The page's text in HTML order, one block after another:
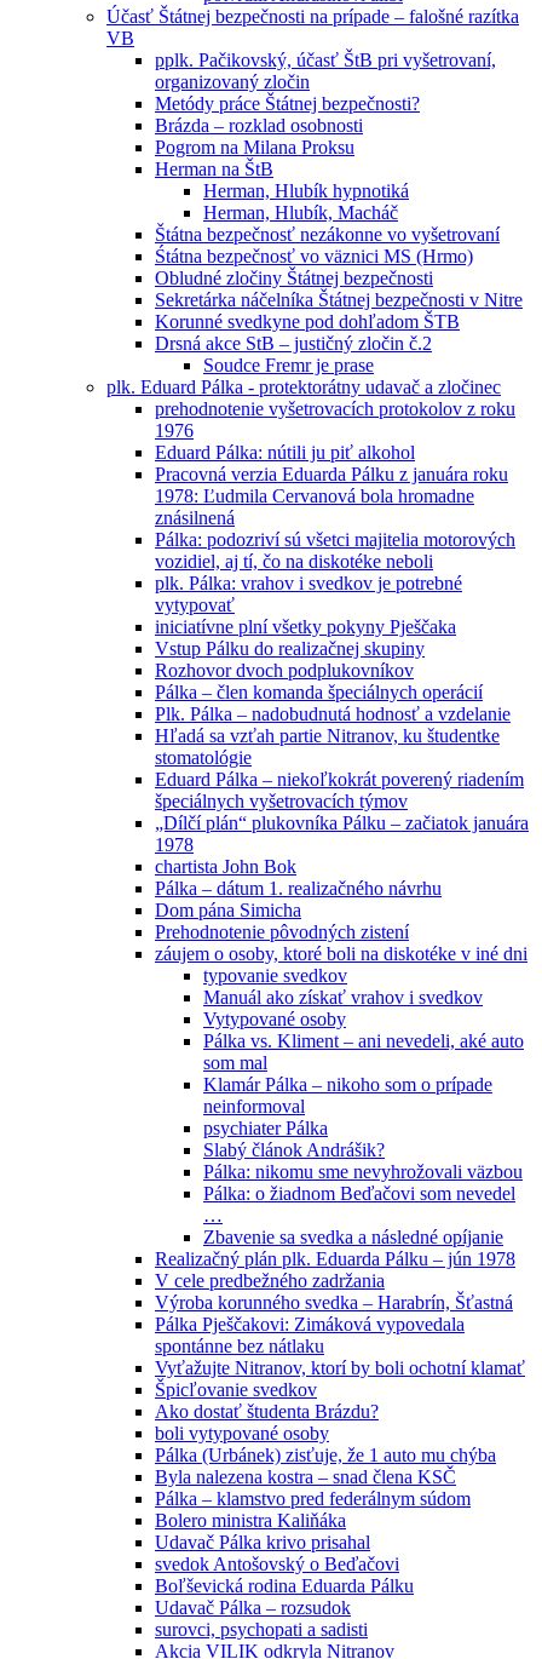
Účasť Štátnej bezpečnosti na prípade – falošné razítka
VB
pplk. Pačikovský, účasť ŠtB pri vyšetrovaní,
organizovaný zločin
Metódy práce Štátnej bezpečnosti?
Brázda – rozklad osobnosti
Pogrom na Milana Proksu
Herman na ŠtB
Herman, Hlubík hypnotiká
Herman, Hlubík, Macháč
Štátna bezpečnosť nezákonne vo vyšetrovaní
Śtátna bezpečnosť vo väznici MS (Hrmo)
Obludné zločiny Štátnej bezpečnosti
Sekretárka náčelníka Štátnej bezpečnosti v Nitre
Korunné svedkyne pod dohľadom ŠTB
Drsná akce StB – justičný zločin č.2
Soudce Fremr je prase
plk. Eduard Pálka - protektorátny udavač a zločinec
prehodnotenie vyšetrovacích protokolov z roku
1976
Eduard Pálka: nútili ju piť alkohol
Pracovná verzia Eduarda Pálku z januára roku
1978: Ľudmila Cervanová bola hromadne
znásilnená
Pálka: podozriví sú všetci majitelia motorových
vozidiel, aj tí, čo na diskotéke neboli
plk. Pálka: vrahov i svedkov je potrebné
vytypovať
iniciatívne plní všetky pokyny Pješčaka
Vstup Pálku do realizačnej skupiny
Rozhovor dvoch podplukovníkov
Pálka – člen komanda špeciálnych operácií
Plk. Pálka – nadobudnutá hodnosť a vzdelanie
Hľadá sa vzťah partie Nitranov, ku študentke
stomatológie
Eduard Pálka – niekoľkokrát poverený riadením
špeciálnych vyšetrovacích týmov
„Dílčí plán“ plukovníka Pálku – začiatok januára
1978
chartista John Bok
Pálka – dátum 1. realizačného návrhu
Dom pána Simicha
Prehodnotenie pôvodných zistení
záujem o osoby, ktoré boli na diskotéke v iné dni
typovanie svedkov
Manuál ako získať vrahov i svedkov
Vytypované osoby
Pálka vs. Kliment – ani nevedeli, aké auto
som mal
Klamár Pálka – nikoho som o prípade
neinformoval
psychiater Pálka
Slabý článok Andrášik?
Pálka: nikomu sme nevyhrožovali väzbou
Pálka: o žiadnom Beďačovi som nevedel
…
Zbavenie sa svedka a následné opíjanie
Realizačný plán plk. Eduarda Pálku – jún 1978
V cele predbežného zadržania
Výroba korunného svedka – Harabrín, Šťastná
Pálka Pješčakovi: Zimáková vypovedala
spontánne bez nátlaku
Vyťažujte Nitranov, ktorí by boli ochotní klamať
Špicľovanie svedkov
Ako dostať študenta Brázdu?
boli vytypované osoby
Pálka (Urbánek) zisťuje, že 1 auto mu chýba
Byla nalezena kostra – snad člena KSČ
Pálka – klamstvo pred federálnym súdom
Bolero ministra Kaliňáka
Udavač Pálka krivo prisahal
svedok Antošovský o Beďačovi
Boľševická rodina Eduarda Pálku
Udavač Pálka – rozsudok
surovci, psychopati a sadisti
Akcia VILIK odkryla Nitranov